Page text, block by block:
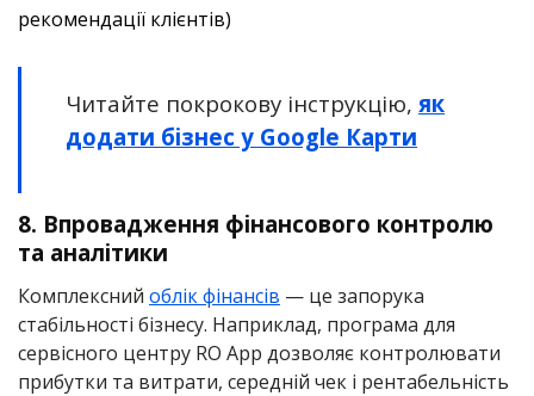
рекомендації клієнтів)
Читайте покрокову інструкцію, як
додати бізнес у Google Карти
8. Впровадження фінансового контролю
та аналітики
Комплексний облік фінансів — це запорука
стабільності бізнесу. Наприклад, програма для
сервісного центру RO App дозволяє контролювати
прибутки та витрати, середній чек і рентабельність